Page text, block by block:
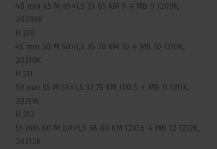
40 mm 45 M 45×1,5 33 65 KM 9 + MB 9 1209K,
20209K
H 210
45 mm 50 M 50×1,5 35 70 KM 10 + MB 10 1210K,
20210K
H 211
50 mm 55 M 55×1,5 37 75 KM 11X1.5 + MB 11 1211K,
20211K
H 212
55 mm 60 M 60×1,5 38 80 KM 12X1.5 + MB 12 1212K,
20212K